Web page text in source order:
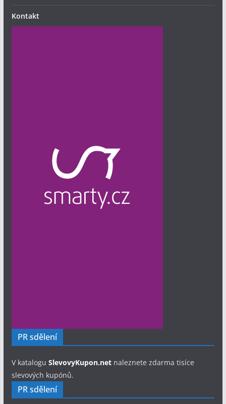
Kontakt
PR sdělení
V katalogu SlevovyKupon.netnaleznete zdarma tisíce
slevových kupónů.
PR sdělení